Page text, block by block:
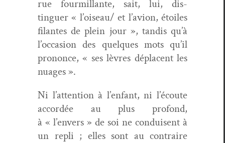
rue four­mil­lante, sait, lui, dis­
tinguer « l’oiseau/ et l’avion, étoiles
filantes de plein jour », tan­dis qu’à
l’occasion des quelques mots qu’il
prononce, « ses lèvres dépla­cent les
nuages ».
Ni l’attention à l’enfant, ni l’écoute
accordée au plus pro­fond,
à « l’envers » de soi ne con­duisent à
un repli ; elles sont au con­traire